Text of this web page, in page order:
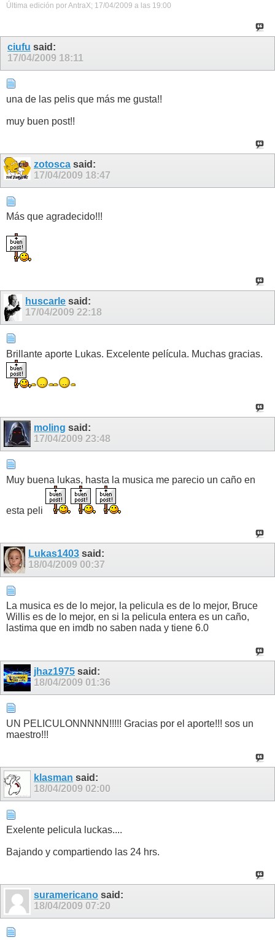
Última edición por AntraX; 17/04/2009 a las 19:00
ciufu said:
17/04/2009 18:11
una de las pelis que más me gusta!!
muy buen post!!
zotosca said:
17/04/2009 18:47
Más que agradecido!!!
huscarle said:
17/04/200922:18
Brillante aporte Lukas. Excelente película. Muchas gracias.
moling said:
17/04/2009 23:48
Muy buena lukas, hasta la musica me parecio un caño en
esta peli
Lukas1403 said:
18/04/2009 00:37
La musica es de lo mejor, la pelicula es de lo mejor, Bruce
Willis es de lo mejor, en si la pelicula entera es un caño,
lastima que en imdb no saben nada y tiene 6.0
jhaz1975 said:
18/04/2009 01:36
UN PELICULONNNNN!!!!! Gracias por el aporte!!! sos un
maestro!!!
klasman said:
18/04/2009 02:00
Exelente pelicula luckas....
Bajando y compartiendo las 24 hrs.
suramericano said:
18/04/2009 07:20